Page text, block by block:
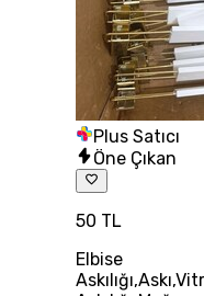
Plus Satıcı
Öne Çıkan
50 TL
Elbise